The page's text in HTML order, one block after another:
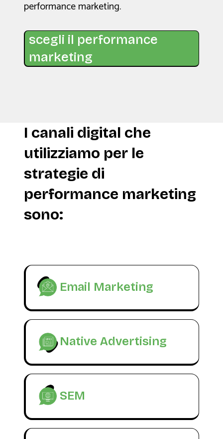
performance marketing.
scegli il performance
marketing
I canali digital che
utilizziamo per le
strategie di
performance marketing
sono:
Email Marketing
Native Advertising
SEM